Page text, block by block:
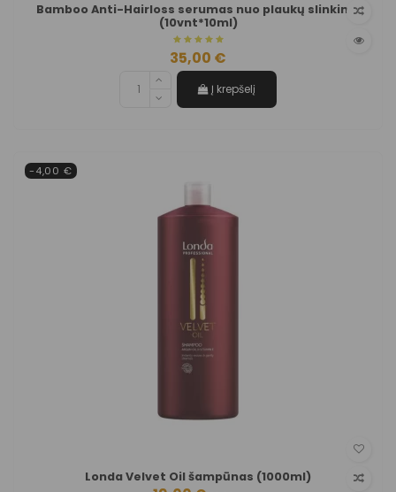
Bamboo Anti-Hairloss serumas nuo plaukų slinkimo
(10vnt*10ml)
35,00 €
Į krepšelį
-4,00 €
Londa Velvet Oil šampūnas (1000ml)